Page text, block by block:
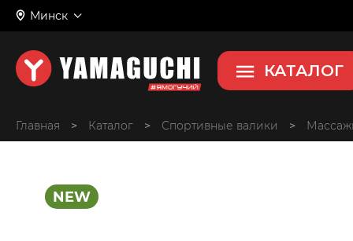
Минск
КАТАЛОГ
Главная > > Спортивные валики >
NEW
Массажный валик с вибрацией